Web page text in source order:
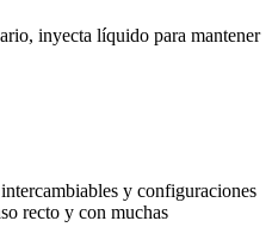
inyecta líquido para mantener
y configuraciones
recto y con muchas